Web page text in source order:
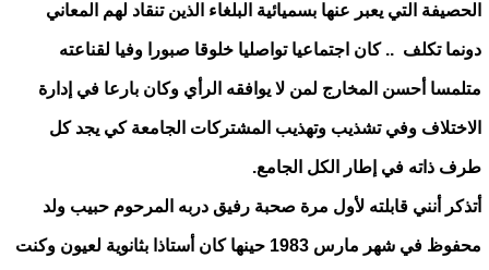
الحصيفة التي يعبر عنها بسميائية البلغاء الذين تنقاد لهم المعاني
دونما تكلف .. كان اجتماعيا تواصليا خلوقا صبورا وفيا لقناعته
متلمسا أحسن المخارج لمن لا يوافقه الرأي وكان بارعا في إدارة
الاختلاف وفي تشذيب وتهذيب المشتركات الجامعة كي يجد كل
طرف ذاته في إطار الكل الجامع.
أتذكر أنني قابلته لأول مرة صحبة رفيق دربه المرحوم حبيب ولد
محفوظ في شهر مارس 1983 حينها كان أستاذا بثانوية لعيون وكنت